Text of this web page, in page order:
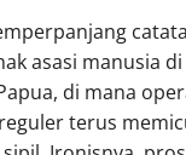
asasi manusia
di mana
terus